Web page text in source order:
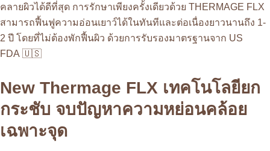
คลายผิวได้ดีที่สุด การรักษาเพียงครั้งเดียวด้วย THERMAGE FLX
สามารถฟื้นฟูความอ่อนเยาว์ได้ในทันทีและต่อเนื่องยาวนานถึง 1-
2 ปี โดยที่ไม่ต้องพักฟื้นผิว ด้วยการรับรองมาตรฐานจาก US
FDA 🇺🇸
New Thermage FLX เทคโนโลยียก
กระชับ จบปัญหาความหย่อนคล้อย
เฉพาะจุด